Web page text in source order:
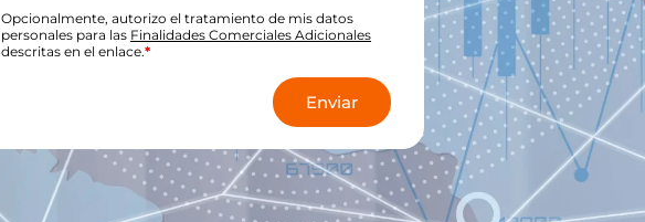
Opcionalmente, autorizo el tratamiento de mis datos
personales para las Finalidades Comerciales Adicionales
descritas en el enlace.*
Enviar